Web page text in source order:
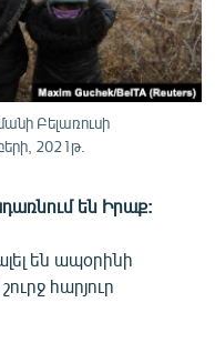
Բելառուսի
2021թ.
են Իրաք:
են ապօրինի
հարյուր